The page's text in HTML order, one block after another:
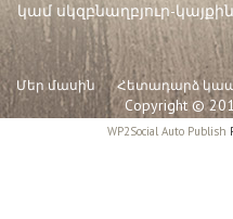
կամ սկզբնաղբյուր-
Մեր մասին Հետադարձ
Copyright ©
WP2Social Auto Publish